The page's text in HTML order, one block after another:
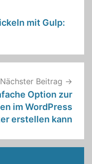
mit Gulp:
Nächster Beitrag
Option zur
im WordPress
erstellen kann